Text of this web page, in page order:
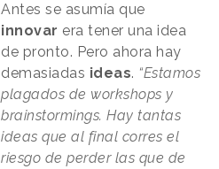
Antes se asumía que
innovar era tener una idea
de pronto. Pero ahora hay
demasiadas ideas. “Estamos
plagados de workshops y
brainstormings. Hay tantas
ideas que al final corres el
riesgo de perder las que de